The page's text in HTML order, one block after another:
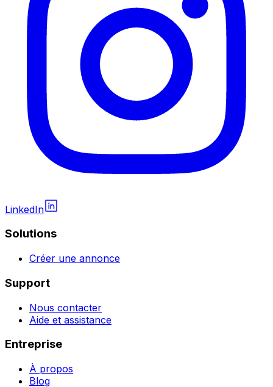
LinkedIn
Solutions
Créer une annonce
Support
Nous contacter
Aide et assistance
Entreprise
À propos
Blog